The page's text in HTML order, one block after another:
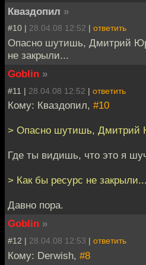
Кваздопил »
#10 | 28.04.08 12:52 | ответить
Опасно шутишь, Дмитрий
не закрыли...
Goblin »
#11 | 28.04.08 12:52 | ответить
Кому: Кваздопил, #10
> Опасно шутишь, Дмитрий
Где ты видишь, что это я
> Как бы ресурс не закрыли...
Давно пора.
Goblin »
#12 | 28.04.08 12:53 | ответить
Кому: Derwish, #8